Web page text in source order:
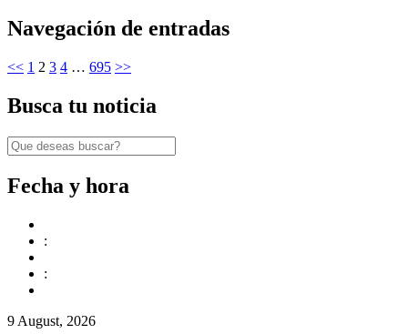
Navegación de entradas
<< 1 2 3 4 … 695 >>
Busca tu noticia
Fecha y hora
:
:
9 August, 2026